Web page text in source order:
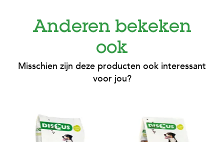
Anderen bekeken
ook
Misschien zijn deze producten ook interessant
voor jou?